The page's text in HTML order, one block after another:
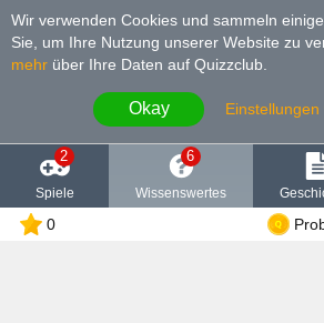
Wir verwenden Cookies und sammeln
Sie, um Ihre Nutzung unserer Website zu
mehr über Ihre Daten auf Quizzclub.
Okay
2
Spiele
6
Wissenswertes
0